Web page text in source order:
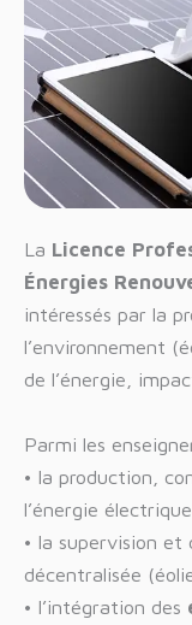
La Licence
Énergies
intéressés par la
l’environnement
de l’énergie,
Parmi les
• la production,
l’énergie électrique,
• la supervision
décentralisée
• l’intégration des